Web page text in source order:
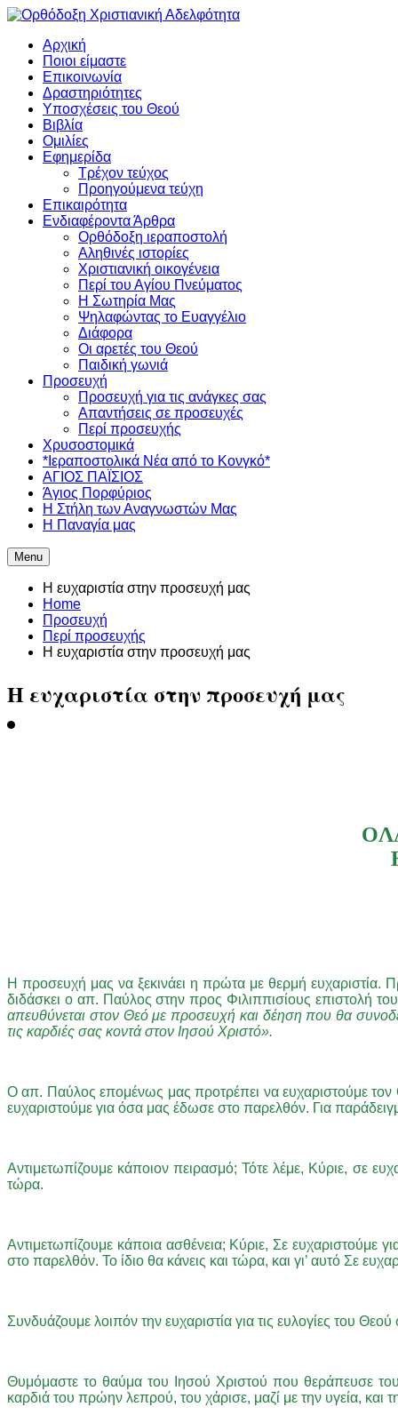
Αρχική
Ποιοι είμαστε
Επικοινωνία
Δραστηριότητες
Υποσχέσεις του Θεού
Βιβλία
Ομιλίες
Εφημερίδα
Τρέχον τεύχος
Προηγούμενα τεύχη
Επικαιρότητα
Ενδιαφέροντα Άρθρα
Ορθόδοξη ιεραποστολή
Αληθινές ιστορίες
Χριστιανική οικογένεια
Περί του Αγίου Πνεύματος
Η Σωτηρία Μας
Ψηλαφώντας το Ευαγγέλιο
Διάφορα
Οι αρετές του Θεού
Παιδική γωνιά
Προσευχή
Προσευχή για τις ανάγκες σας
Απαντήσεις σε προσευχές
Περί προσευχής
Χρυσοστομικά
*Ιεραποστολικά Νέα από το Κονγκό*
ΑΓΙΟΣ ΠΑΪΣΙΟΣ
Άγιος Πορφύριος
Η Στήλη των Αναγνωστών Mας
Η Παναγία μας
Menu
Η ευχαριστία στην προσευχή μας
Home
Προσευχή
Περί προσευχής
Η ευχαριστία στην προσευχή μας
Η ευχαριστία στην προσευχή μας
Η προσευχή μας να ξεκινάει η πρώτα με θερμή ευχαριστία.
διδάσκει ο απ. Παύλος στην προς Φιλιππισίους επιστολή
απευθύνεται στον Θεό με προσευχή και δέηση που θα
τις καρδιές σας κοντά στον Ιησού Χριστό».
Ο απ. Παύλος επομένως μας προτρέπει να ευχαριστούμε τον
ευχαριστούμε για όσα μας έδωσε στο παρελθόν. Για
Αντιμετωπίζουμε κάποιον πειρασμό; Τότε λέμε, Κύριε, σε
τώρα.
Αντιμετωπίζουμε κάποια ασθένεια; Κύριε, Σε ευχαριστούμε
στο παρελθόν. Το ίδιο θα κάνεις και τώρα, και γι’ αυτό Σε
Συνδυάζουμε λοιπόν την ευχαριστία για τις ευλογίες του
Θυμόμαστε το θαύμα του Ιησού Χριστού που θεράπευσε
καρδιά του πρώην λεπρού, του χάρισε, μαζί με την υγεία, και